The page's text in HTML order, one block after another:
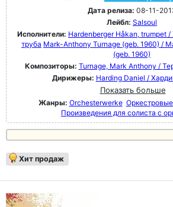
Дата релиза: 08-11-
Лейбл: Salsoul
Исполнители: Hardenberger Håkan, trumpet
труба Mark-Anthony Turnage (geb. 1960) /
(geb. 1960)
Композиторы: Turnage, Mark Anthony /
Дирижеры: Harding Daniel /
Показать больше
Жанры: Orchesterwerke
Произведения для солиста с
Хит продаж